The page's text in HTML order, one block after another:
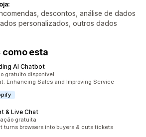
descontos, análise de dados
personalizados, outros dados
como esta
AI Chatbot
gratuito disponível
Enhancing Sales and Improving Service
& Live Chat
gratuita
turns browsers into buyers & cuts tickets